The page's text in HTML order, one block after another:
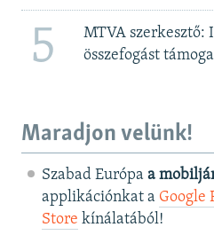
5
MTVA szerkesztő:
összefogást
Maradjon velünk!
Szabad Európa a
applikációnkat a Google
Store kínálatából!